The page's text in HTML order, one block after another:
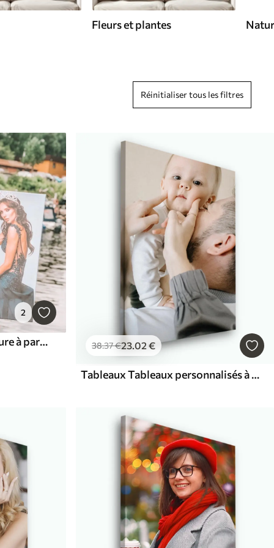
Fleurs et plantes
Réinitialiser tous les filtres
2
Tableaux Portrait sur mesure à partir de votre photo 38.37€23.02 €
Tableaux Tableaux personnalisés à partir de photos